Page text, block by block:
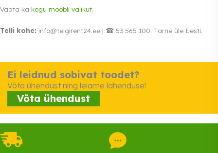
Vaata ka kogu mööbli valikut.
Telli kohe: info@telgirent24.ee | ☎ 53 565 100. Tarne üle Eesti.
Ei leidnud sobivat toodet?
Võta ühendust ning leiame lahenduse!
Võta ühendust